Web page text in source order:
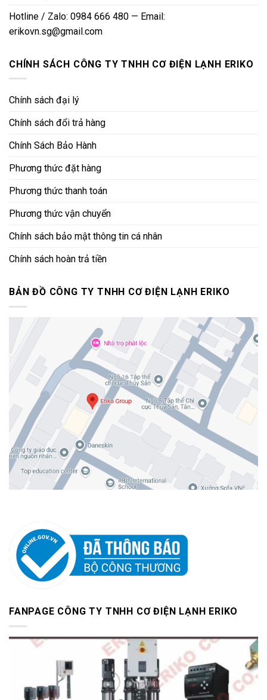
Hotline / Zalo: 0984 666 480 — Email:
erikovn.sg@gmail.com
CHÍNH SÁCH CÔNG TY TNHH CƠ ĐIỆN LẠNH ERIKO
Chính sách đại lý
Chính sách đổi trả hàng
Chính Sách Bảo Hành
Phương thức đặt hàng
Phương thức thanh toán
Phương thức vận chuyển
Chính sách bảo mật thông tin cá nhân
Chính sách hoàn trả tiền
BẢN ĐỒ CÔNG TY TNHH CƠ ĐIỆN LẠNH ERIKO
FANPAGE CÔNG TY TNHH CƠ ĐIỆN LẠNH ERIKO